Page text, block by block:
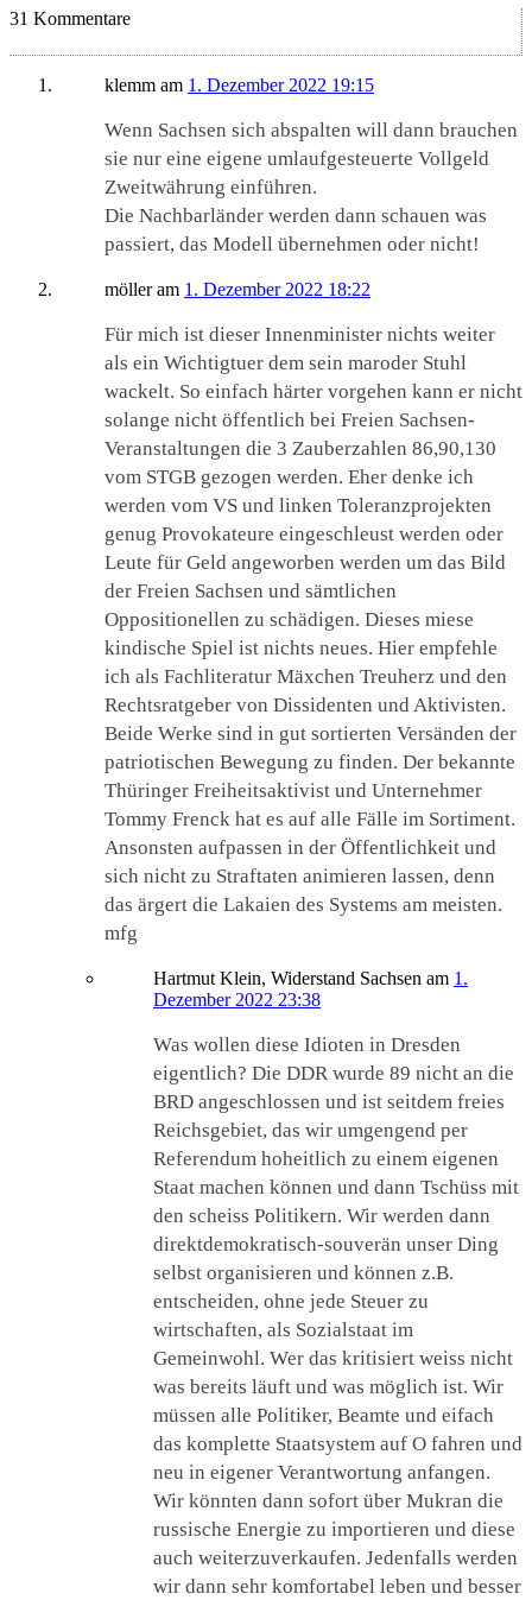
31 Kommentare
klemm am 1. Dezember 2022 19:15
Wenn Sachsen sich abspalten will dann brauchen
sie nur eine eigene umlaufgesteuerte Vollgeld
Zweitwährung einführen.
Die Nachbarländer werden dann schauen was
passiert, das Modell übernehmen oder nicht!
mölleram 1. Dezember 2022 18:22
Für mich ist dieser Innenminister nichts weiter
als ein Wichtigtuer dem sein maroder Stuhl
wackelt. So einfach härter vorgehen kann er nicht
solange nicht öffentlich bei Freien Sachsen-
Veranstaltungen die 3 Zauberzahlen 86,90,130
vom STGB gezogen werden. Eher denke ich
werden vom VS und linken Toleranzprojekten
genug Provokateure eingeschleust werden oder
Leute für Geld angeworben werden um das Bild
der Freien Sachsen und sämtlichen
Oppositionellen zu schädigen. Dieses miese
kindische Spiel ist nichts neues. Hier empfehle
ich als Fachliteratur Mäxchen Treuherz und den
Rechtsratgeber von Dissidenten und Aktivisten.
Beide Werke sind in gut sortierten Versänden der
patriotischen Bewegung zu finden. Der bekannte
Thüringer Freiheitsaktivist und Unternehmer
Tommy Frenck hat es auf alle Fälle im Sortiment.
Ansonsten aufpassen in der Öffentlichkeit und
sich nicht zu Straftaten animieren lassen, denn
das ärgert die Lakaien des Systems am meisten.
mfg
Hartmut Klein, Widerstand Sachsen am 1.
Dezember 2022 23:38
Was wollen diese Idioten in Dresden
eigentlich? Die DDR wurde 89 nicht an die
BRD angeschlossen und ist seitdem freies
Reichsgebiet, das wir umgengend per
Referendum hoheitlich zu einem eigenen
Staat machen können und dann Tschüss mit
den scheiss Politikern. Wir werden dann
direktdemokratisch-souverän unser Ding
selbst organisieren und können z.B.
entscheiden, ohne jede Steuer zu
wirtschaften, als Sozialstaat im
Gemeinwohl. Wer das kritisiert weiss nicht
was bereits läuft und was möglich ist. Wir
müssen alle Politiker, Beamte und eifach
das komplette Staatsystem auf O fahren und
neu in eigener Verantwortung anfangen.
Wir könnten dann sofort über Mukran die
russische Energie zu importieren und diese
auch weiterzuverkaufen. Jedenfalls werden
wir dann sehr komfortabel leben und besser